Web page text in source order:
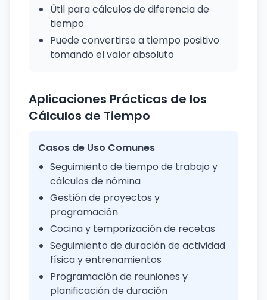
Útil para cálculos de diferencia de
tiempo
Puede convertirse a tiempo positivo
tomando el valor absoluto
Aplicaciones Prácticas de los
Cálculos de Tiempo
Casos de Uso Comunes
Seguimiento de tiempo de trabajo y
cálculos de nómina
Gestión de proyectos y
programación
Cocina y temporización de recetas
Seguimiento de duración de actividad
física y entrenamientos
Programación de reuniones y
planificación de duración